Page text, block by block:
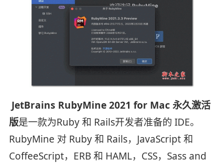
JetBrains RubyMine 2021 for Mac 永久激活
版是一款为Ruby 和 Rails开发者准备的 IDE。
RubyMine 对 Ruby 和 Rails，JavaScript 和
CoffeeScript，ERB 和 HAML，CSS，Sass and